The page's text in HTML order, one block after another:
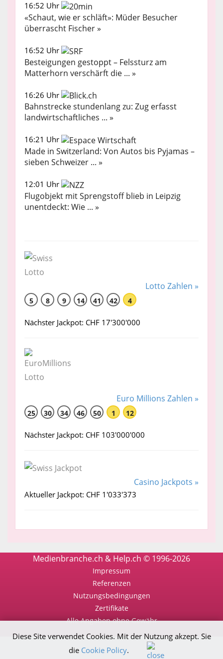
16:52 Uhr
«Schaut, wie er schläft»: Müder Besucher
überrascht Fischer »
16:52 Uhr
Besteigungen gestoppt – Felssturz am
Matterhorn verschärft die ... »
16:26 Uhr
Bahnstrecke stundenlang zu: Zug erfasst
landwirtschaftliches ... »
16:21 Uhr
Made in Switzerland: Von Autos bis Pyjamas –
sieben Schweizer ... »
12:01 Uhr
Flugobjekt mit Sprengstoff blieb in Leipzig
unentdeckt: Wie ... »
Lotto Zahlen »
5 8 9 14 41 42 4
Nächster Jackpot: CHF 17'300'000
Euro Millions Zahlen »
25 30 34 46 50 1 12
Nächster Jackpot: CHF 103'000'000
Casino Jackpots »
Aktueller Jackpot: CHF 1'033'373
Medienbranche.ch & Help.ch © 1996-2026
Impressum
Referenzen
Nutzungsbedingungen
Zertifikate
Alle Angaben ohne Gewähr
Diese Site verwendet Cookies. Mit der Nutzung akzept. Sie
die Cookie Policy.